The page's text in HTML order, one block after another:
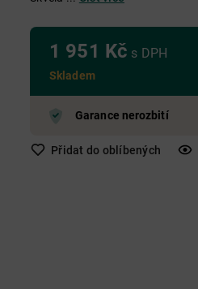
1 951 Kč s DPH
Skladem
Garance nerozbití
Přidat do oblíbených